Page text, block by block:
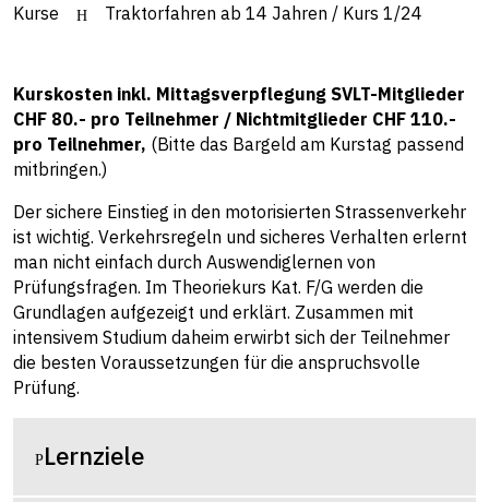
Kurse Traktorfahren ab 14 Jahren / Kurs 1/24
Kurskosten inkl. Mittagsverpflegung SVLT-Mitglieder
CHF 80.- pro Teilnehmer / Nichtmitglieder CHF 110.-
pro Teilnehmer, (Bitte das Bargeld am Kurstag passend
mitbringen.)
Der sichere Einstieg in den motorisierten Strassenverkehr
ist wichtig. Verkehrsregeln und sicheres Verhalten erlernt
man nicht einfach durch Auswendiglernen von
Prüfungsfragen. Im Theoriekurs Kat. F/G werden die
Grundlagen aufgezeigt und erklärt. Zusammen mit
intensivem Studium daheim erwirbt sich der Teilnehmer
die besten Voraussetzungen für die anspruchsvolle
Prüfung.
Lernziele